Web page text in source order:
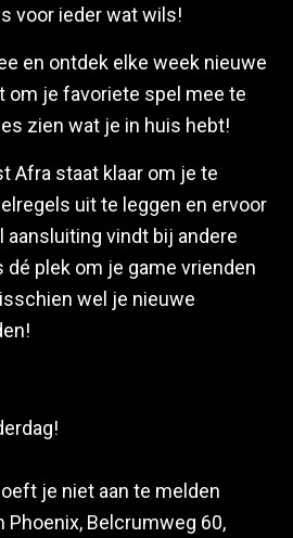
voor ieder wat wils!
en ontdek elke week nieuwe
om je favoriete spel mee te
zien wat je in huis hebt!
Afra staat klaar om je te
uit te leggen en ervoor
vindt bij andere
plek om je game vrienden
wel je nieuwe
je niet aan te melden
Phoenix, Belcrumweg 60,